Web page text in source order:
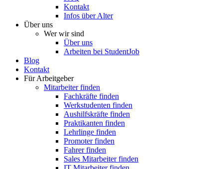
Kontakt
Infos über Alter
Über uns
Wer wir sind
Über uns
Arbeiten bei StudentJob
Blog
Kontakt
Für Arbeitgeber
Mitarbeiter finden
Fachkräfte finden
Werkstudenten finden
Aushilfskräfte finden
Praktikanten finden
Lehrlinge finden
Promoter finden
Fahrer finden
Sales Mitarbeiter finden